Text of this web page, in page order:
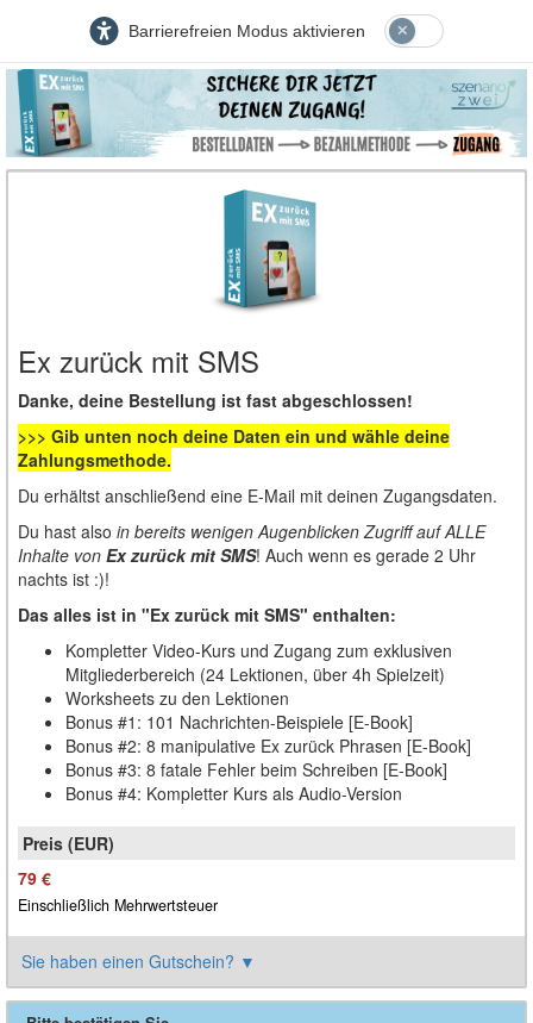
Barrierefreien Modus aktivieren
Ex zurück mit SMS
Danke, deine Bestellung ist fast abgeschlossen!
>>> Gib unten noch deine Daten ein und wähle deine
Zahlungsmethode.
Du erhältst anschließend eine E-Mail mit deinen Zugangsdaten.
Du hast also in bereits wenigen Augenblicken Zugriff auf ALLE
Inhalte von Ex zurück mit SMS! Auch wenn es gerade 2 Uhr
nachts ist :)!
Das alles ist in "Ex zurück mit SMS" enthalten:
Kompletter Video-Kurs und Zugang zum exklusiven
Mitgliederbereich (24 Lektionen, über 4h Spielzeit)
Worksheets zu den Lektionen
Bonus #1: 101 Nachrichten-Beispiele [E-Book]
Bonus #2: 8 manipulative Ex zurück Phrasen [E-Book]
Bonus #3: 8 fatale Fehler beim Schreiben [E-Book]
Bonus #4: Kompletter Kurs als Audio-Version
79 €
Einschließlich Mehrwertsteuer
Sie haben einen Gutschein? ▼